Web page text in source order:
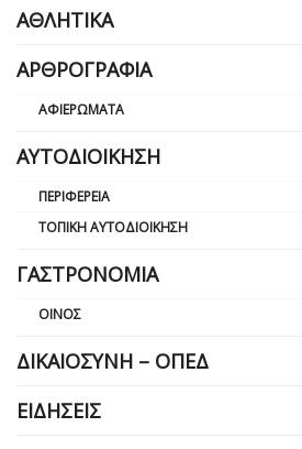
ΑΘΛΗΤΙΚΆ
ΑΡΘΡΟΓΡΑΦΊΑ
ΑΦΙΕΡΏΜΑΤΑ
ΑΥΤΟΔΙΟΊΚΗΣΗ
ΠΕΡΙΦΈΡΕΙΑ
ΤΟΠΙΚΉ ΑΥΤΟΔΙΟΊΚΗΣΗ
ΓΑΣΤΡΟΝΟΜΊΑ
ΟΊΝΟΣ
ΔΙΚΑΙΟΣΎΝΗ – ΟΠΕΔ
ΕΙΔΉΣΕΙΣ